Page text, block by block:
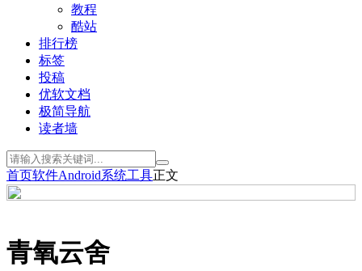
教程
酷站
排行榜
标签
投稿
优软文档
极简导航
读者墙
首页软件Android系统工具正文
青氧云舍